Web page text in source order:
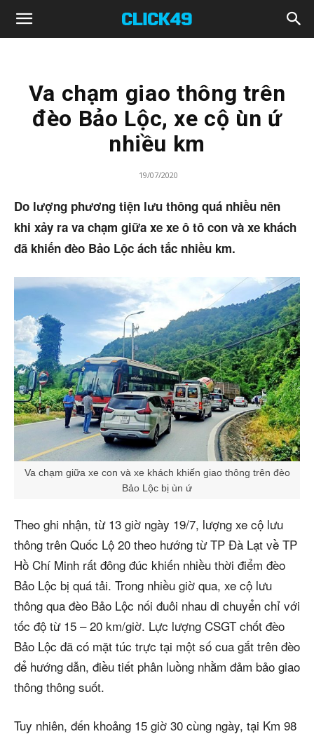
Click49
Va chạm giao thông trên
đèo Bảo Lộc, xe cộ ùn ứ
nhiều km
19/07/2020
Do lượng phương tiện lưu thông quá nhiều nên
khi xảy ra va chạm giữa xe xe ô tô con và xe khách
đã khiến đèo Bảo Lộc ách tắc nhiều km.
Va chạm giữa xe con và xe khách khiến giao thông trên đèo
Bảo Lộc bị ùn ứ
Theo ghi nhận, từ 13 giờ ngày 19/7, lượng xe cộ lưu
thông trên Quốc Lộ 20 theo hướng từ TP Đà Lạt về TP
Hồ Chí Minh rất đông đúc khiến nhiều thời điểm đèo
Bảo Lộc bị quá tải. Trong nhiều giờ qua, xe cộ lưu
thông qua đèo Bảo Lộc nối đuôi nhau di chuyển chỉ với
tốc độ từ 15 – 20 km/giờ. Lực lượng CSGT chốt đèo
Bảo Lộc đã có mặt túc trực tại một số cua gắt trên đèo
để hướng dẫn, điều tiết phân luồng nhằm đảm bảo giao
thông thông suốt.
Tuy nhiên, đến khoảng 15 giờ 30 cùng ngày, tại Km 98